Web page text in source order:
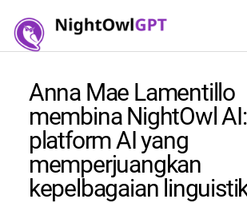
Anna Mae Lamentillo
membina NightOwl
platform AI yang
memperjuangkan
kepelbagaian